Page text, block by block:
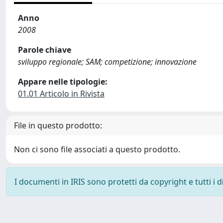
Anno
2008
Parole chiave
sviluppo regionale; SAM; competizione; innovazione
Appare nelle tipologie:
01.01 Articolo in Rivista
File in questo prodotto:
Non ci sono file associati a questo prodotto.
I documenti in IRIS sono protetti da copyright e tutti i